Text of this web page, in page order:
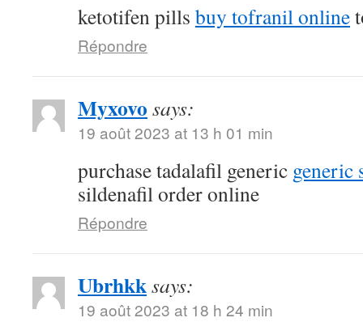
ketotifen pills buy tofranil online
Répondre
Myxovo says:
19 août 2023 at 13 h 01 min
purchase tadalafil generic generic
sildenafil order online
Répondre
Ubrhkksays:
19 août 2023 at 18 h 24 min